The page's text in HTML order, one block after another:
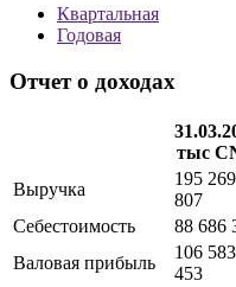
Квартальная
Годовая
Отчет о доходах
тыс
Выручка
195 269
807
Себестоимость
88 686
Валовая прибыль
106 583
453